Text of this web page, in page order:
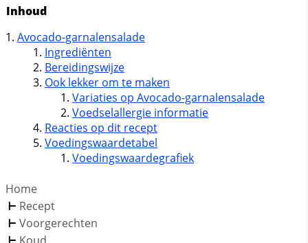
Inhoud
Avocado-garnalensalade
Ingrediënten
Bereidingswijze
Ook lekker om te maken
Variaties op Avocado-garnalensalade
Voedselallergie informatie
Reacties op dit recept
Voedingswaardetabel
Voedingswaardegrafiek
Home
Recept
Voorgerechten